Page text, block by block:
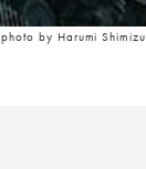
photo by Harumi Shimizu